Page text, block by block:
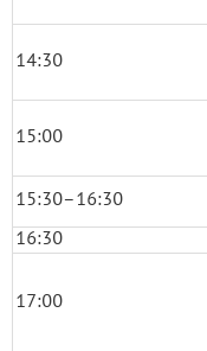
14:30
15:00
15:30–16:30
16:30
17:00